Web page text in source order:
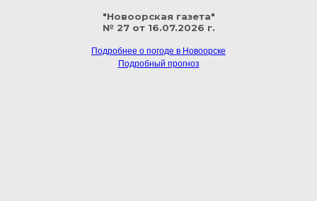
"Новоорская газета"
№ 27 от 16.07.2026 г.
Подробнее о погоде в Новоорске
Подробный прогноз